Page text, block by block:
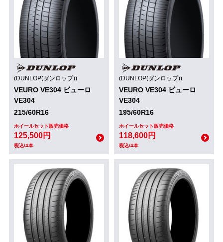
(DUNLOP(ダンロップ))
VEURO VE304 ビューロ
VE304
215/60R16
ホイールセット販売価格
125,500円
税込/4本
(DUNLOP(ダンロップ))
VEURO VE304 ビューロ
VE304
195/60R16
ホイールセット販売価格
118,600円
税込/4本